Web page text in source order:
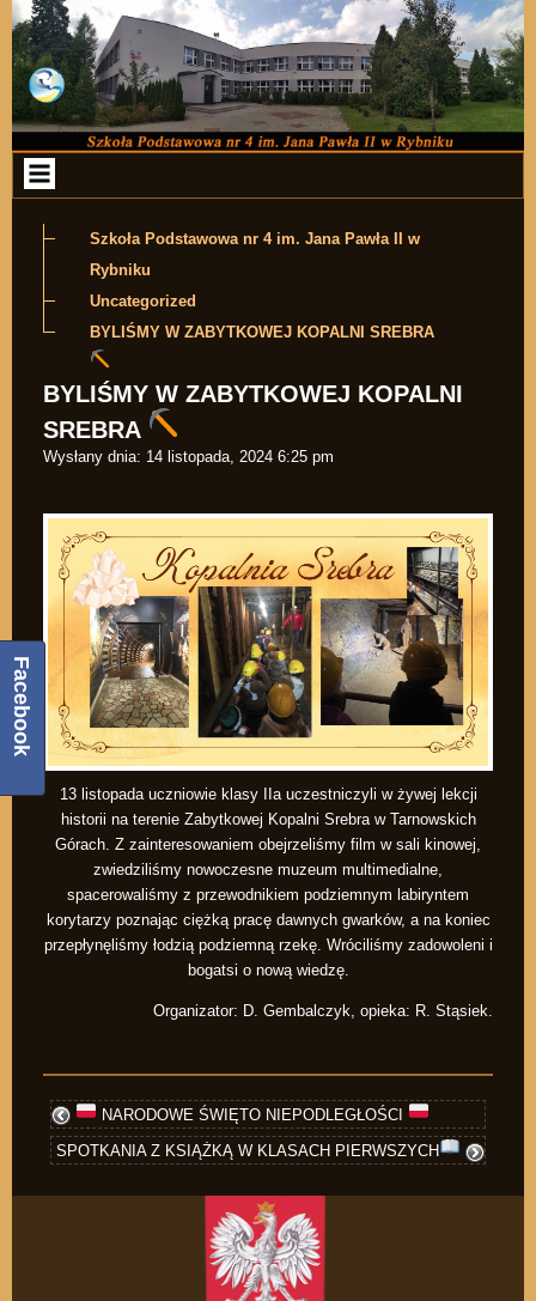
Przejdź do zawartości
Szkoła Podstawowa nr 4 im. Jana Pawła II w
Rybniku
Uncategorized
BYLIŚMY W ZABYTKOWEJ KOPALNI SREBRA
BYLIŚMY W ZABYTKOWEJ KOPALNI
SREBRA
Wysłany dnia: 14 listopada, 2024 6:25 pm
13 listopada uczniowie klasy IIa uczestniczyli w żywej lekcji
historii na terenie Zabytkowej Kopalni Srebra w Tarnowskich
Górach. Z zainteresowaniem obejrzeliśmy film w sali kinowej,
zwiedziliśmy nowoczesne muzeum multimedialne,
spacerowaliśmy z przewodnikiem podziemnym labiryntem
korytarzy poznając ciężką pracę dawnych gwarków, a na koniec
przepłynęliśmy łodzią podziemną rzekę. Wróciliśmy zadowoleni i
bogatsi o nową wiedzę.
Organizator: D. Gembalczyk, opieka: R. Stąsiek.
NARODOWE ŚWIĘTO NIEPODLEGŁOŚCI
SPOTKANIA Z KSIĄŻKĄ W KLASACH PIERWSZYCH
Facebook